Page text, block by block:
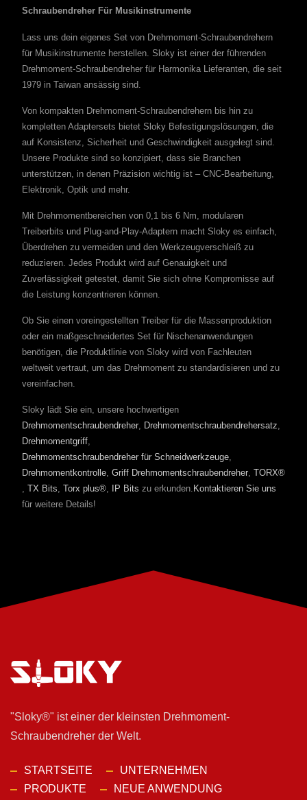
Schraubendreher Für Musikinstrumente
Lass uns dein eigenes Set von Drehmoment-Schraubendrehern
für Musikinstrumente herstellen. Sloky ist einer der führenden
Drehmoment-Schraubendreher für Harmonika Lieferanten, die seit
1979 in Taiwan ansässig sind.
Von kompakten Drehmoment-Schraubendrehern bis hin zu
kompletten Adaptersets bietet Sloky Befestigungslösungen, die
auf Konsistenz, Sicherheit und Geschwindigkeit ausgelegt sind.
Unsere Produkte sind so konzipiert, dass sie Branchen
unterstützen, in denen Präzision wichtig ist – CNC-Bearbeitung,
Elektronik, Optik und mehr.
Mit Drehmomentbereichen von 0,1 bis 6 Nm, modularen
Treiberbits und Plug-and-Play-Adaptern macht Sloky es einfach,
Überdrehen zu vermeiden und den Werkzeugverschleiß zu
reduzieren. Jedes Produkt wird auf Genauigkeit und
Zuverlässigkeit getestet, damit Sie sich ohne Kompromisse auf
die Leistung konzentrieren können.
Ob Sie einen voreingestellten Treiber für die Massenproduktion
oder ein maßgeschneidertes Set für Nischenanwendungen
benötigen, die Produktlinie von Sloky wird von Fachleuten
weltweit vertraut, um das Drehmoment zu standardisieren und zu
vereinfachen.
Sloky lädt Sie ein, unsere hochwertigen
Drehmomentschraubendreher, Drehmomentschraubendrehersatz,
Drehmomentgriff,
Drehmomentschraubendreher für Schneidwerkzeuge,
Drehmomentkontrolle, Griff Drehmomentschraubendreher, TORX®
, TX Bits, Torx plus®, IP Bits zu erkunden. Kontaktieren Sie uns
für weitere Details!
"Sloky®" ist einer der kleinsten Drehmoment-
Schraubendreher der Welt.
STARTSEITE
UNTERNEHMEN
PRODUKTE
NEUE ANWENDUNG